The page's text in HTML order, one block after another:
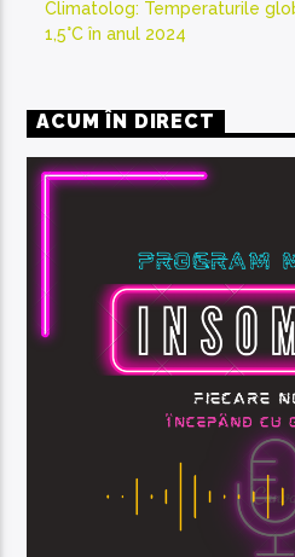
Climatolog: Temperaturile
1,5°C în anul 2024
ACUM ÎN DIRECT